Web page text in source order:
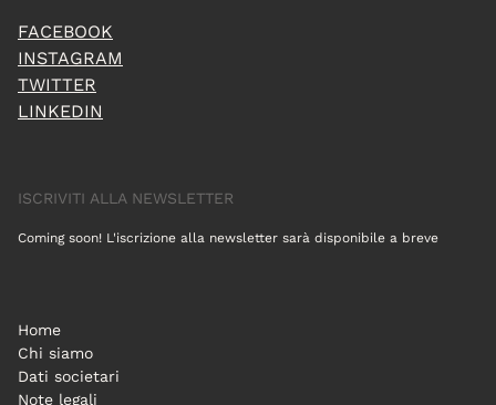
FACEBOOK
INSTAGRAM
TWITTER
LINKEDIN
ISCRIVITI ALLA NEWSLETTER
Coming soon! L'iscrizione alla newsletter sarà disponibile a breve
Home
Chi siamo
Dati societari
Note legali